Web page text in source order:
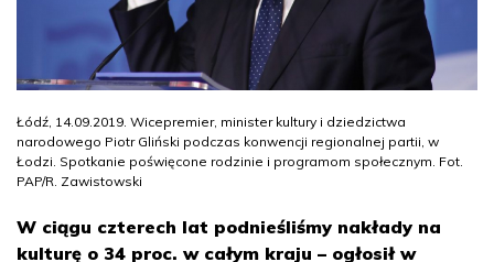
Łódź, 14.09.2019. Wicepremier, minister kultury i dziedzictwa
narodowego Piotr Gliński podczas konwencji regionalnej partii, w
Łodzi. Spotkanie poświęcone rodzinie i programom społecznym. Fot.
PAP/R. Zawistowski
W ciągu czterech lat podnieśliśmy nakłady na
kulturę o 34 proc. w całym kraju – ogłosił w